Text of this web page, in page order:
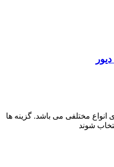
انواع مختلفی می باشد. گزینه ها
شوند